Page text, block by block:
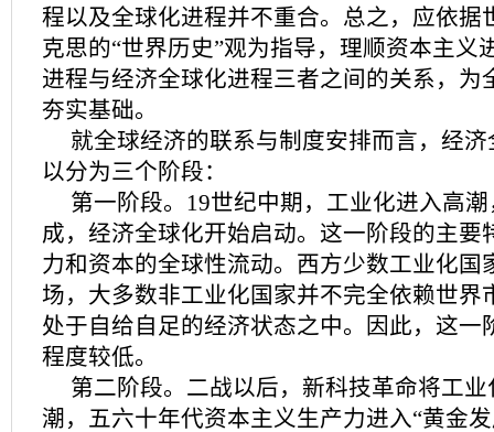
程以及全球化进程并不重合。总之，应依据
克思的“世界历史”观为指导，理顺资本主义
进程与经济全球化进程三者之间的关系，为
夯实基础。
就全球经济的联系与制度安排而言，经
以分为三个阶段：
第一阶段。19世纪中期，工业化进入高
成，经济全球化开始启动。这一阶段的主要
力和资本的全球性流动。西方少数工业化国
场，大多数非工业化国家并不完全依赖世界
处于自给自足的经济状态之中。因此，这一
程度较低。
第二阶段。二战以后，新科技革命将工
潮，五六十年代资本主义生产力进入“黄金